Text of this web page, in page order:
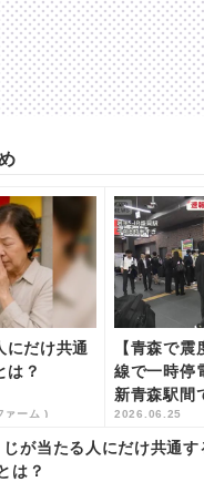
にだけ共通
は？
ァーム )
【青森で
線で一時停
新青森駅間
く | khb東
2026.06.25
じが当たる人にだけ共通す
は？